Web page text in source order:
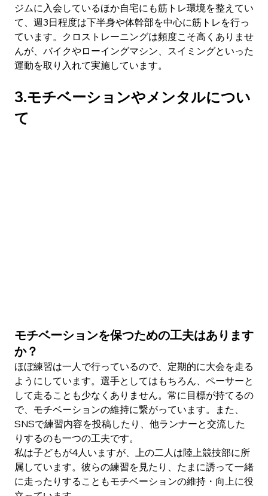
ジムに入会しているほか自宅にも筋トレ環境を整えてい
て、週3日程度は下半身や体幹部を中心に筋トレを行っ
ています。クロストレーニングは頻度こそ高くありませ
んが、バイクやローイングマシン、スイミングといった
運動を取り入れて実施しています。
3.モチベーションやメンタルについ
て
モチベーションを保つための工夫はあります
か？
ほぼ練習は一人で行っているので、定期的に大会を走る
ようにしています。選手としてはもちろん、ペーサーと
して走ることも少なくありません。常に目標が持てるの
で、モチベーションの維持に繋がっています。また、
SNSで練習内容を投稿したり、他ランナーと交流した
りするのも一つの工夫です。
私は子どもが4人いますが、上の二人は陸上競技部に所
属しています。彼らの練習を見たり、たまに誘って一緒
に走ったりすることもモチベーションの維持・向上に役